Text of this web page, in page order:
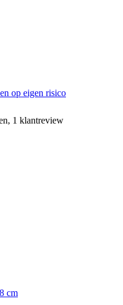
op eigen risico
1 klantreview
cm